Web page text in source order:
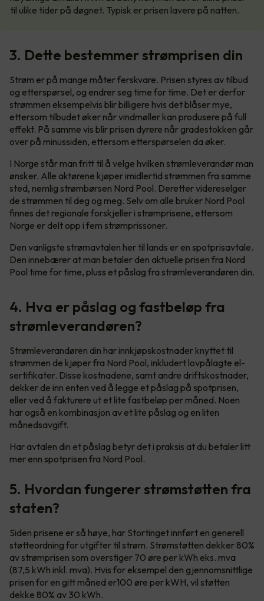
til ulike tider på døgnet. Typisk er prisen lavere på natten.
3. Dette bestemmer strømprisen din
Strøm er på mange måter ferskvare. Prisen styres av tilbud
og etterspørsel, og endrer seg time for time. Det er derfor
strømmen eksempelvis blir billigere hvis det blåser mye,
ettersom tilbudet øker når vindmøller kan produsere på full
effekt. På samme vis blir prisen dyrere når gradestokken går
over på minussiden, ettersom etterspørselen da øker.
I Norge står man fritt til å velge hvilken strømleverandør man
ønsker. Alle aktørene kjøper imidlertid strømmen fra samme
sted, nemlig strømbørsen Nord Pool. Deretter videreselger
de strømmen til deg og meg. Selv om alle bruker Nord Pool
finnes det regionale forskjeller i strømprisene, ettersom
Norge er delt opp i fem strømprissoner.
Den vanligste strømavtalen her til lands er en spotprisavtale.
Den innebærer at man betaler den aktuelle prisen fra Nord
Pool time for time, pluss et påslag fra strømleverandøren din.
4. Hva er påslag og fastbeløp fra
strømleverandøren?
Strømleverandøren din har innkjøpskostnader knyttet til
strømmen de kjøper fra Nord Pool, inkludert lovpålagte el-
sertifikater. Disse kostnadene, samt andre driftskostnader,
dekker de inn enten ved å legge et påslag på spotprisen,
eller ved å fakturere ut et lite fastbeløp per måned. Noen
har også en kombinasjon av et lite påslag og en liten
månedsavgift.
Har avtalen din et påslag betyr det i praksis at du betaler litt
mer enn spotprisen fra Nord Pool.
5. Hvordan fungerer strømstøtten fra
staten?
Siden prisene er så høye, har Stortinget innført en generell
støtteordning for utgifter til strøm. Strømstøtten dekker 80%
av strømprisen som overstiger 70 øre per kWh eks. mva
(87,5 kWh inkl. mva). Hvis for eksempel den gjennomsnittlige
prisen for en gitt måned er100 øre per kWH, vil støtten
dekke 80% av 30 kWh.